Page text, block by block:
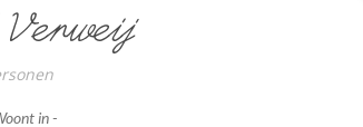
in -